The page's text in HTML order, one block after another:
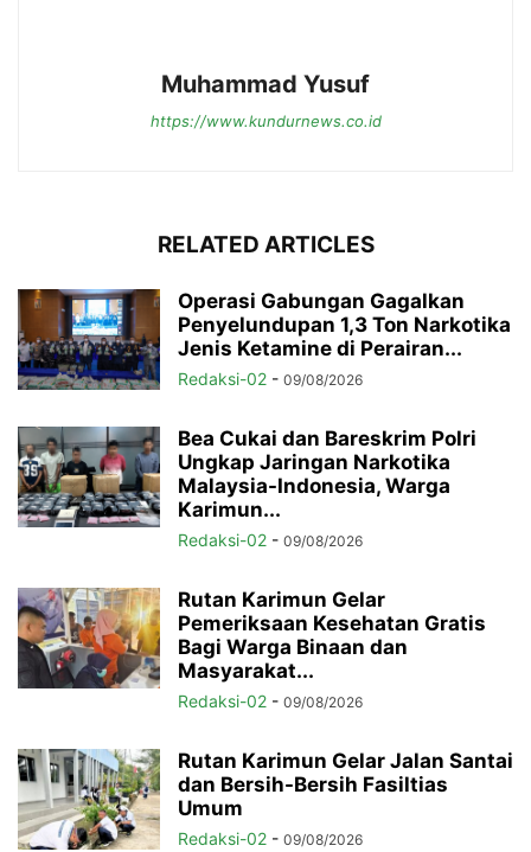
Muhammad Yusuf
https://www.kundurnews.co.id
RELATED ARTICLES
Operasi Gabungan Gagalkan
Penyelundupan 1,3 Ton Narkotika
Jenis Ketamine di Perairan...
Redaksi-02 - 09/08/2026
Bea Cukai dan Bareskrim Polri
Ungkap Jaringan Narkotika
Malaysia-Indonesia, Warga
Karimun...
Redaksi-02 - 09/08/2026
Rutan Karimun Gelar
Pemeriksaan Kesehatan Gratis
Bagi Warga Binaan dan
Masyarakat...
Redaksi-02 - 09/08/2026
Rutan Karimun Gelar Jalan Santai
dan Bersih-Bersih Fasiltias
Umum
Redaksi-02 - 09/08/2026